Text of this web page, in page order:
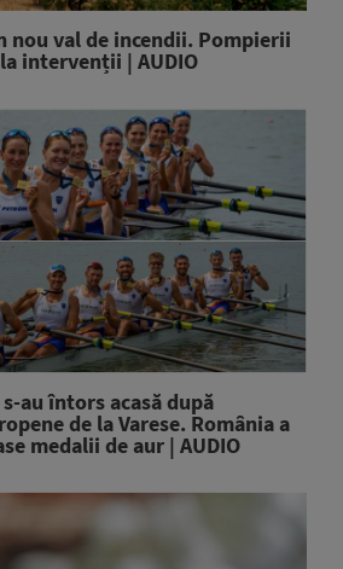
nou val de incendii. Pompierii
intervenții | AUDIO
au întors acasă după
de la Varese. România a
medalii de aur | AUDIO